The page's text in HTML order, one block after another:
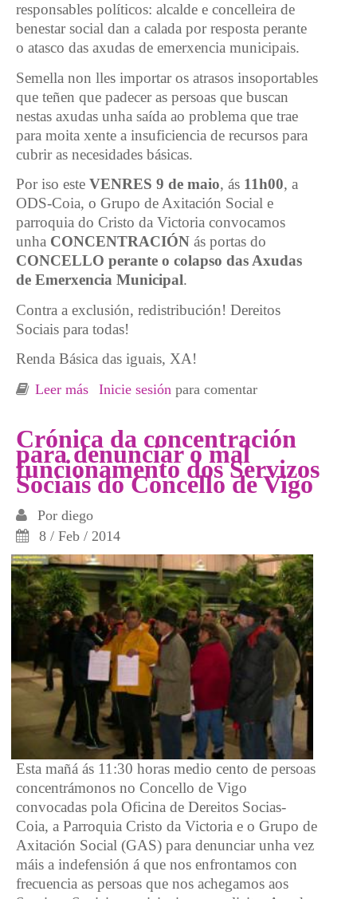
responsables políticos: alcalde e concelleira de
benestar social dan a calada por resposta perante
o atasco das axudas de emerxencia municipais.
Semella non lles importar os atrasos insoportables
que teñen que padecer as persoas que buscan
nestas axudas unha saída ao problema que trae
para moita xente a insuficiencia de recursos para
cubrir as necesidades básicas.
Por iso este VENRES 9 de maio, ás 11h00, a
ODS-Coia, o Grupo de Axitación Social e
parroquia do Cristo da Victoria convocamos
unha CONCENTRACIÓN ás portas do
CONCELLO perante o colapso das Axudas
de Emerxencia Municipal.
Contra a exclusión, redistribución! Dereitos
Sociais para todas!
Renda Básica das iguais, XA!
Leer más sobre Viernes 9 - Concentración ante el
#AxudasEmerxenciaMunicipais
Inicie sesión para comentar
Crónica da concentración
para denunciar o mal
funcionamento dos Servizos
Sociais do Concello de Vigo
Por diego
8 / Feb / 2014
Esta mañá ás 11:30 horas medio cento de persoas
concentrámonos no Concello de Vigo
convocadas pola Oficina de Dereitos Socias-
Coia, a Parroquia Cristo da Victoria e o Grupo de
Axitación Social (GAS) para denunciar unha vez
máis a indefensión á que nos enfrontamos con
frecuencia as persoas que nos achegamos aos